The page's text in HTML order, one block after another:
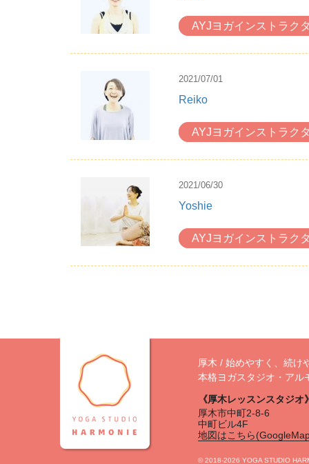
AYJヨガインストラク
2021/07/01
Reiko
AYJヨガインストラク
2021/06/30
Yoshie
AYJヨガインストラク
厚木 / 始めやすく、続け
本格ヨガスタジオ・アル
《厚木レッスンスタジオ》
厚木市中町2-8-6
中町ビル4F
地図はこちら
©︎ 2018-2026 YOGA STUDIO